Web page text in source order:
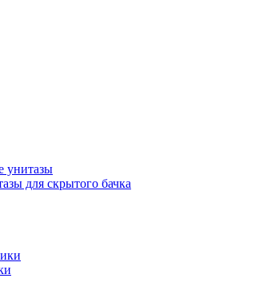
унитазы
для скрытого бачка